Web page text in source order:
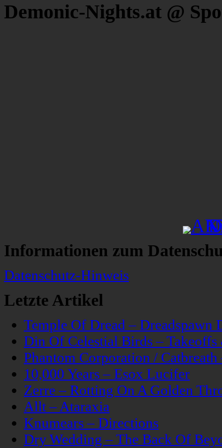
Demonic-Nights.at @
Informationen zum
Datenschutz-Hinweis
Letzte Artikel
Temple Of Dread – Dreadspawn
Din Of Celestial Birds –
Phantom Corporation /
10,000 Years – Esox Lucifer
Zerre – Rotting On A Golden
Allt – Ataraxia
Knumears – Directions
Dry Wedding – The Back Of